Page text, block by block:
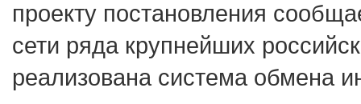
проекту постановления
сети ряда крупнейших
реализована система обмена